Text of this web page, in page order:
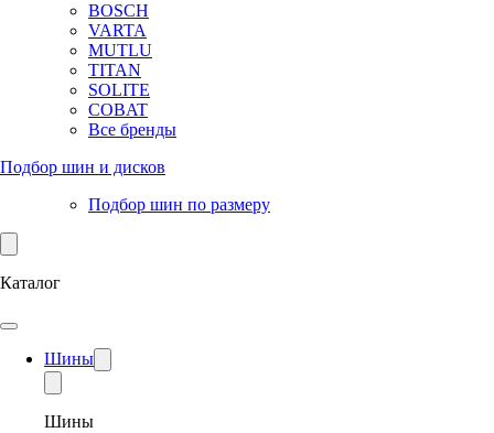
BOSCH
VARTA
MUTLU
TITAN
SOLITE
COBAT
Все бренды
Подбор шин и дисков
Подбор шин по размеру
Каталог
Шины
Шины